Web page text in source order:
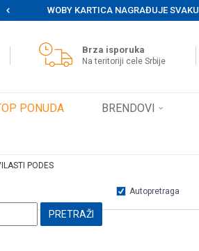
WOBY KARTICA NAGRAĐUJE
Brza isporuka
Na teritoriji cele Srbije
PONUDA BRENDOVI
PODES
Autopretraga
PRETRAŽI